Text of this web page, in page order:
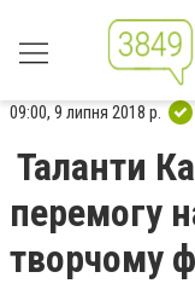
09:00, 9 липня 2018 р.
Таланти
перемогу
творчому